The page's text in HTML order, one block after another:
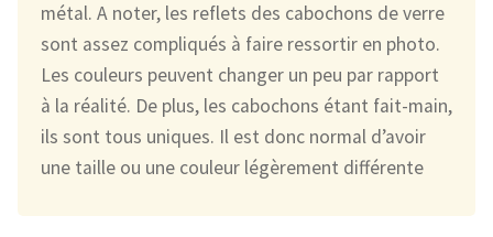
métal. A noter, les reflets des cabochons de verre
sont assez compliqués à faire ressortir en photo.
Les couleurs peuvent changer un peu par rapport
à la réalité. De plus, les cabochons étant fait-main,
ils sont tous uniques. Il est donc normal d’avoir
une taille ou une couleur légèrement différente